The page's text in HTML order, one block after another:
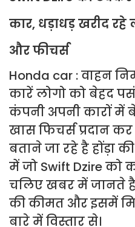
कार, धड़ाधड़ खरीद
और फीचर्स
Honda car : वाहन
कारें लोगो को बेहद
कंपनी अपनी कारों
खास फिचर्स प्रदान
बताने जा रहे है होंड़ा
में जो Swift Dzire को
चलिए खबर में जानते
की कीमत और इसमें
बारे में विस्तार से।